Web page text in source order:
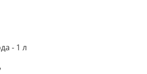
- 1 л